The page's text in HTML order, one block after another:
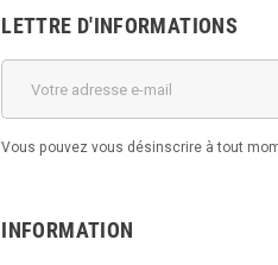
LETTRE D'INFORMATIONS
Vous pouvez vous désinscrire à tout
INFORMATION